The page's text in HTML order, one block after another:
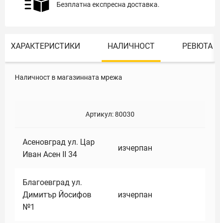
Безплатна експресна доставка.
ХАРАКТЕРИСТИКИ НАЛИЧНОСТ РЕВЮТА
Наличност в магазинната мрежа
Артикул:80030
Асеновград ул. Цар
Иван Асен II 34
изчерпан
Благоевград ул.
Димитър Йосифов
№1
изчерпан